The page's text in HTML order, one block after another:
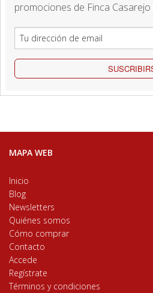
promociones de Finca
MAPA WEB
Inicio
Blog
Newsletters
Quiénes somos
Cómo comprar
Contacto
Accede
Regístrate
Términos y condiciones